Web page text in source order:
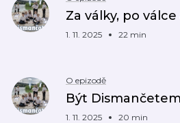
Za války, po
1. 11. 2025 22 min
O epizodě
Být Dismančetem
1. 11. 2025 20 min